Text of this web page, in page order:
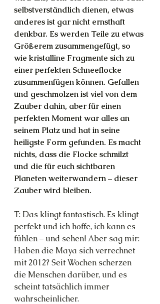
selbstverständlich dienen, etwas
anderes ist gar nicht ernsthaft
denkbar. Es werden Teile zu etwas
Größerem zusammengefügt, so
wie kristalline Fragmente sich zu
einer perfekten Schneeflocke
zusammenfügen können. Gefallen
und geschmolzen ist viel von dem
Zauber dahin, aber für einen
perfekten Moment war alles an
seinem Platz und hat in seine
heiligste Form gefunden. Es macht
nichts, dass die Flocke schmilzt
und die für euch sichtbaren
Planeten weiterwandern – dieser
Zauber wird bleiben.
T: Das klingt fantastisch. Es klingt
perfekt und ich hoffe, ich kann es
fühlen – und sehen! Aber sag mir:
Haben die Maya sich verrechnet
mit 2012? Seit Wochen scherzen
die Menschen darüber, und es
scheint tatsächlich immer
wahrscheinlicher.